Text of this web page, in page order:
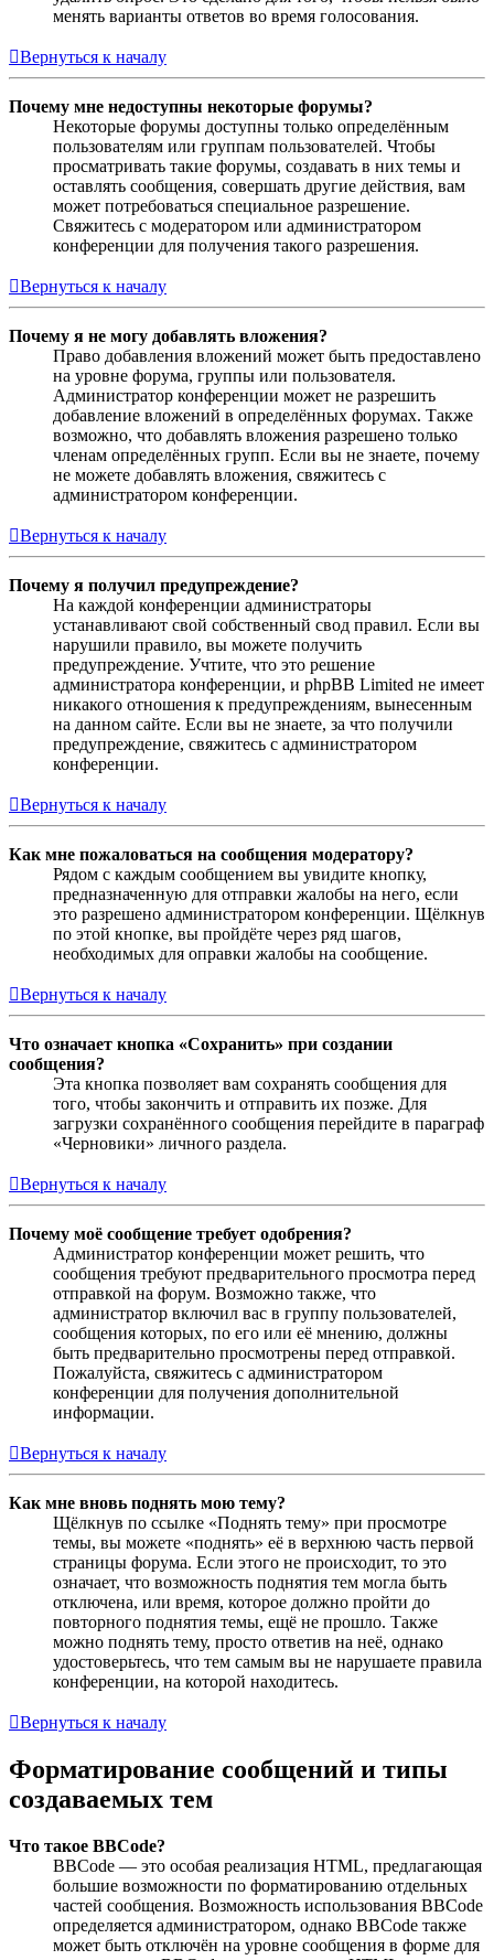
менять варианты ответов во время голосования.
Вернуться к началу
Почему мне недоступны некоторые форумы?
Некоторые форумы доступны только определённым
пользователям или группам пользователей. Чтобы
просматривать такие форумы, создавать в них темы и
оставлять сообщения, совершать другие действия, вам
может потребоваться специальное разрешение.
Свяжитесь с модератором или администратором
конференции для получения такого разрешения.
Вернуться к началу
Почему я не могу добавлять вложения?
Право добавления вложений может быть предоставлено
на уровне форума, группы или пользователя.
Администратор конференции может не разрешить
добавление вложений в определённых форумах. Также
возможно, что добавлять вложения разрешено только
членам определённых групп. Если вы не знаете, почему
не можете добавлять вложения, свяжитесь с
администратором конференции.
Вернуться к началу
Почему я получил предупреждение?
На каждой конференции администраторы
устанавливают свой собственный свод правил. Если вы
нарушили правило, вы можете получить
предупреждение. Учтите, что это решение
администратора конференции, и phpBB Limited не имеет
никакого отношения к предупреждениям, вынесенным
на данном сайте. Если вы не знаете, за что получили
предупреждение, свяжитесь с администратором
конференции.
Вернуться к началу
Как мне пожаловаться на сообщения модератору?
Рядом с каждым сообщением вы увидите кнопку,
предназначенную для отправки жалобы на него, если
это разрешено администратором конференции. Щёлкнув
по этой кнопке, вы пройдёте через ряд шагов,
необходимых для оправки жалобы на сообщение.
Вернуться к началу
Что означает кнопка «Сохранить» при создании
сообщения?
Эта кнопка позволяет вам сохранять сообщения для
того, чтобы закончить и отправить их позже. Для
загрузки сохранённого сообщения перейдите в параграф
«Черновики» личного раздела.
Вернуться к началу
Почему моё сообщение требует одобрения?
Администратор конференции может решить, что
сообщения требуют предварительного просмотра перед
отправкой на форум. Возможно также, что
администратор включил вас в группу пользователей,
сообщения которых, по его или её мнению, должны
быть предварительно просмотрены перед отправкой.
Пожалуйста, свяжитесь с администратором
конференции для получения дополнительной
информации.
Вернуться к началу
Как мне вновь поднять мою тему?
Щёлкнув по ссылке «Поднять тему» при просмотре
темы, вы можете «поднять» её в верхнюю часть первой
страницы форума. Если этого не происходит, то это
означает, что возможность поднятия тем могла быть
отключена, или время, которое должно пройти до
повторного поднятия темы, ещё не прошло. Также
можно поднять тему, просто ответив на неё, однако
удостоверьтесь, что тем самым вы не нарушаете правила
конференции, на которой находитесь.
Вернуться к началу
Форматирование сообщений и типы
создаваемых тем
Что такое BBCode?
BBCode — это особая реализация HTML, предлагающая
большие возможности по форматированию отдельных
частей сообщения. Возможность использования BBCode
определяется администратором, однако BBCode также
может быть отключён на уровне сообщения в форме для